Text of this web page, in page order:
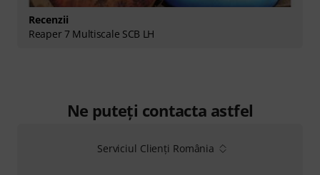
Recenzii
Reaper 7 Multiscale SCB LH
Ne puteți contacta astfel
Serviciul Clienți România